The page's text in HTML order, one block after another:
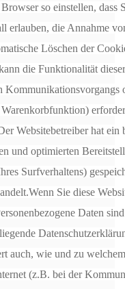
so einstellen, dass
erlauben, die Annahme
Löschen der
die Funktionalität
Websitebetreiber hat ein
und optimierten
Surfverhaltens)
Sie diese
Daten
auch, wie und zu
(z.B. bei der